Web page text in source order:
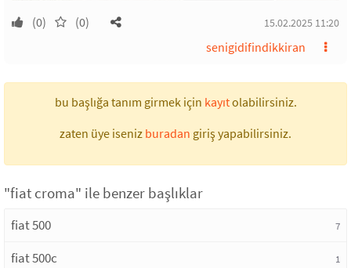
(0) (0) 15.02.2025 11:20
senigidifindikkiran
bu başlığa tanım girmek için kayıtolabilirsiniz.
zaten üye iseniz buradan giriş yapabilirsiniz.
"fiat croma" ile benzer başlıklar
fiat 500 7
fiat 500c 1